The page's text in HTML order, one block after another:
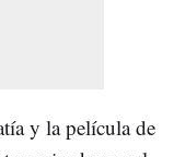
y la película de